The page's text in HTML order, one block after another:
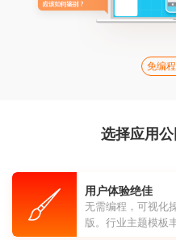
免编
选择应用
用户体验绝佳
无需编程，可视化
版。行业主题模板